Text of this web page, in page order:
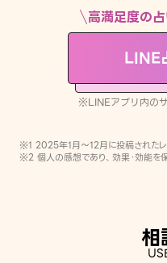
※LINEアプリ内のサービスページへ遷移し
高満足度の
LINE
※LINEアプリ内の
※1 2025年1月〜12月に投稿されたレ
※2 個人の感想であり、効果・効能を